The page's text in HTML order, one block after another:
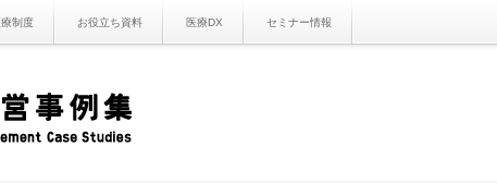
制度 お役立ち資料 医療DX セミナー情報